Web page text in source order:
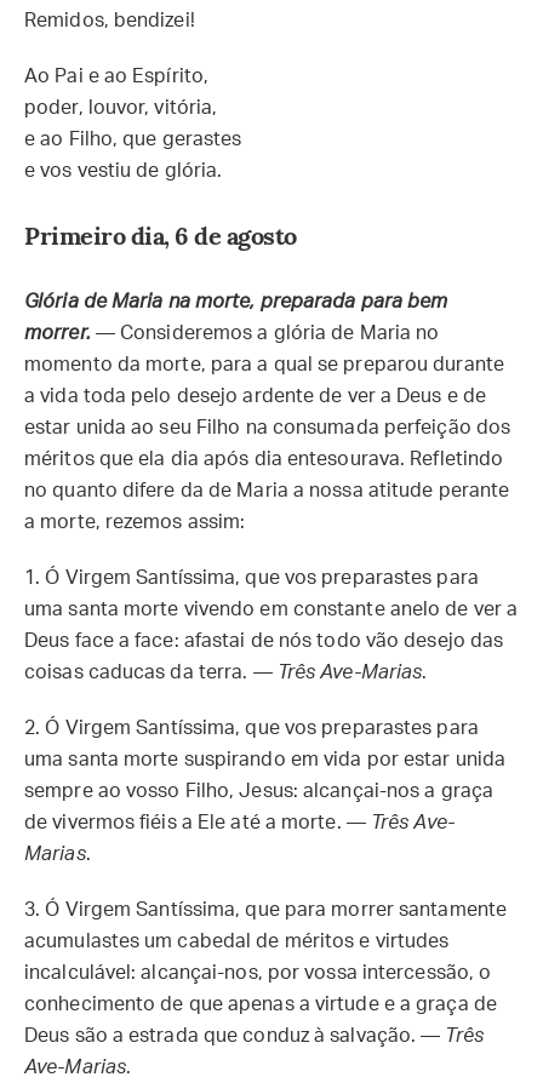
Remidos, bendizei!
Ao Pai e ao Espírito,
poder, louvor, vitória,
e ao Filho, que gerastes
e vos vestiu de glória.
Primeiro dia, 6 de agosto
Glória de Maria na morte, preparada para bem
morrer. — Consideremos a glória de Maria no
momento da morte, para a qual se preparou durante
a vida toda pelo desejo ardente de ver a Deus e de
estar unida ao seu Filho na consumada perfeição dos
méritos que ela dia após dia entesourava. Refletindo
no quanto difere da de Maria a nossa atitude perante
a morte, rezemos assim:
1. Ó Virgem Santíssima, que vos preparastes para
uma santa morte vivendo em constante anelo de ver a
Deus face a face: afastai de nós todo vão desejo das
coisas caducas da terra. — Três Ave-Marias.
2. Ó Virgem Santíssima, que vos preparastes para
uma santa morte suspirando em vida por estar unida
sempre ao vosso Filho, Jesus: alcançai-nos a graça
de vivermos fiéis a Ele até a morte. — Três Ave-
Marias.
3. Ó Virgem Santíssima, que para morrer santamente
acumulastes um cabedal de méritos e virtudes
incalculável: alcançai-nos, por vossa intercessão, o
conhecimento de que apenas a virtude e a graça de
Deus são a estrada que conduz à salvação. — Três
Ave-Marias.